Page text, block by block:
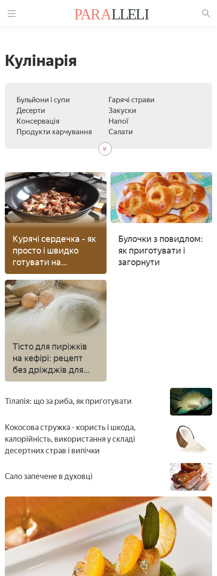
Кулінарія
Бульйони і супи
Гарячі страви
Десерти
Закуски
Консервація
Напої
Продукти харчування
Салати
Курячі сердечка - як
просто і швидко
готувати на
сковороді в духовці
або мультиварці з
відео
Булочки з повидлом:
як приготувати і
загорнути
Тісто для пиріжків
на кефірі: рецепт
без дріжджів для
смаження в духовці
Тілапія: що за риба, як приготувати
Кокосова стружка - користь і шкода,
калорійність, використання у складі
десертних страв і випічки
Сало запечене в духовці